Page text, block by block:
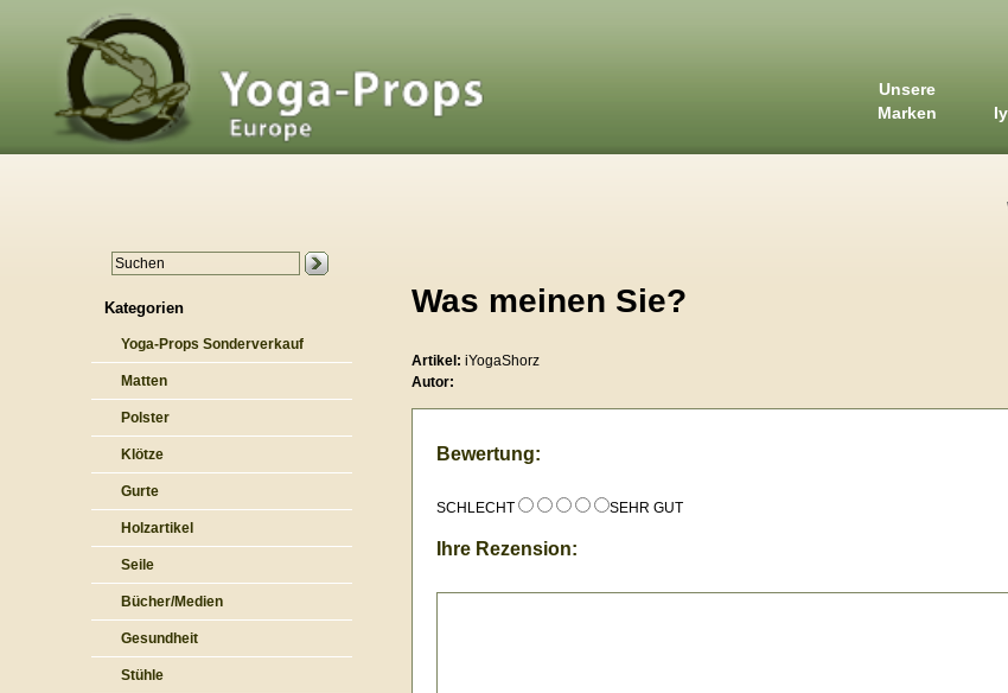
Unsere
Marken
Kategorien
Yoga-Props Sonderverkauf
Matten
Polster
Klötze
Gurte
Holzartikel
Seile
Bücher/Medien
Gesundheit
Stühle
Was meinen Sie?
Artikel: iYogaShorz
Autor:
Bewertung:
SCHLECHT SEHR GUT
Ihre Rezension: